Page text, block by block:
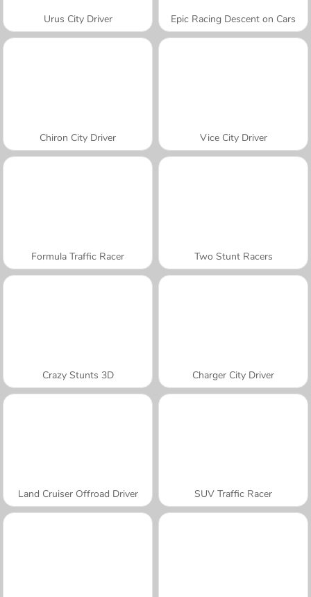
Urus City Driver Epic Racing Descent on Cars
Chiron City Driver Vice City Driver
Formula Traffic Racer Two Stunt Racers
Crazy Stunts 3D Charger City Driver
Land Cruiser Offroad Driver SUV Traffic Racer